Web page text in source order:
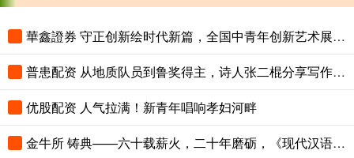
華鑫證券 守正创新绘时代新篇，全国中青年创新艺术展登陆中国美术馆
普患配资 从地质队员到鲁奖得主，诗人张二棍分享写作与人生：“因为苍天在上，我愿埋首人间”
优股配资 人气拉满！新青年唱响孝妇河畔
金牛所 铸典——六十载薪火，二十年磨砺，《现代汉语大词典》出版